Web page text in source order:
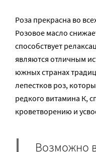
Роза прекрасна во
Розовое масло
способствует
являются отличным
южных странах
лепестков роз,
редкого витамина К,
кроветворению и
Возможно